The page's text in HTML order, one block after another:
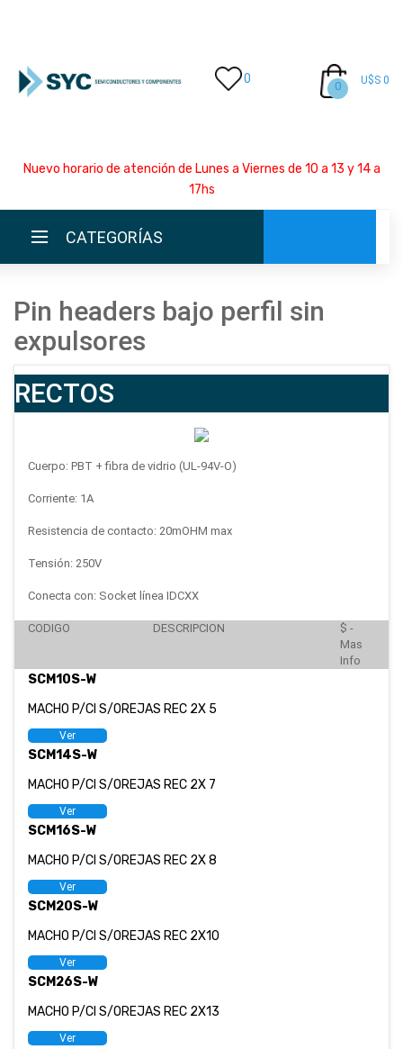
0
0 U$S 0
Nuevo horario de atención de Lunes a Viernes de 10 a 13 y 14 a
17hs
CATEGORÍAS
INICIO
LA EMPRESA
CATÁLOGO
ENVÍOS
ventas@sycelectronica.com.ar
Pin headers bajo perfil sin
expulsores
RECTOS
Cuerpo: PBT + fibra de vidrio (UL-94V-O)
Corriente: 1A
Resistencia de contacto: 20mOHM max
Tensión: 250V
Conecta con: Socket línea IDCXX
CODIGO DESCRIPCION
$ -
Mas
Info
SCM10S-W
MACHO P/CI S/OREJAS REC 2X 5
Ver
SCM14S-W
MACHO P/CI S/OREJAS REC 2X 7
Ver
SCM16S-W
MACHO P/CI S/OREJAS REC 2X 8
Ver
SCM20S-W
MACHO P/CI S/OREJAS REC 2X10
Ver
SCM26S-W
MACHO P/CI S/OREJAS REC 2X13
Ver